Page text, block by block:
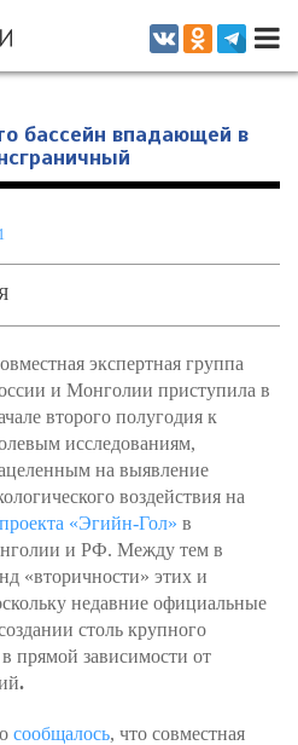
посвященное актуальным
пространстве
бассейн впадающей в
экспертная группа
и Монголии приступила в
второго полугодия к
исследованиям,
на выявление
воздействия на
«Эгийн-Гол» в
и РФ. Между тем в
«вторичности» этих и
недавние официальные
столь крупного
прямой зависимости от
.
сообщалось, что совместная